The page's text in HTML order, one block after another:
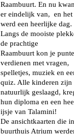
Raambuurt. En nu
er eindelijk van, en het
werd een heerlijke dag.
Langs de mooiste
de prachtige
Raambuurt kon je
verdienen met vragen,
spelletjes, muziek en
quiz. Alle kinderen zijn
natuurlijk geslaagd,
hun diploma en een
ijsje van Talamini!
De ansichtkaarten die in
buurthuis Atrium